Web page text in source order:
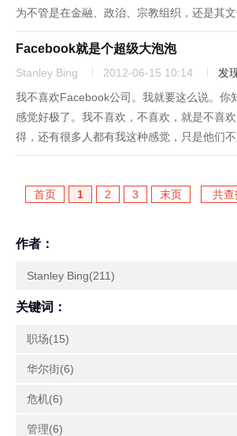
为不管是在金融、政治、宗教组织，还是其文
我们每天都会读到层出不穷的丑闻。所以并
的信任滑落到了历史低点。读者诸君应该问问
吗？测试一...
Facebook就是个超级大泡泡
Stanley Bing 2012-06-15 10:14
发
我不喜欢Facebook公司。我就要这么说。你
感觉好极了。我不喜欢，不喜欢，就是不喜
得，还有很多人都有我这种感觉，只是他们不
我们的流行文化机器和后工业资本主义的贪
置...首页 1 2 3 末页 共
作者：
Stanley Bing(211)
关键词：
职场(15)
华尔街(6)
危机(6)
管理(6)